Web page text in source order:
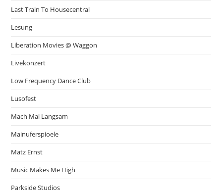
Last Train To Housecentral
Lesung
Liberation Movies @ Waggon
Livekonzert
Low Frequency Dance Club
Lusofest
Mach Mal Langsam
Mainuferspioele
Matz Ernst
Music Makes Me High
Parkside Studios